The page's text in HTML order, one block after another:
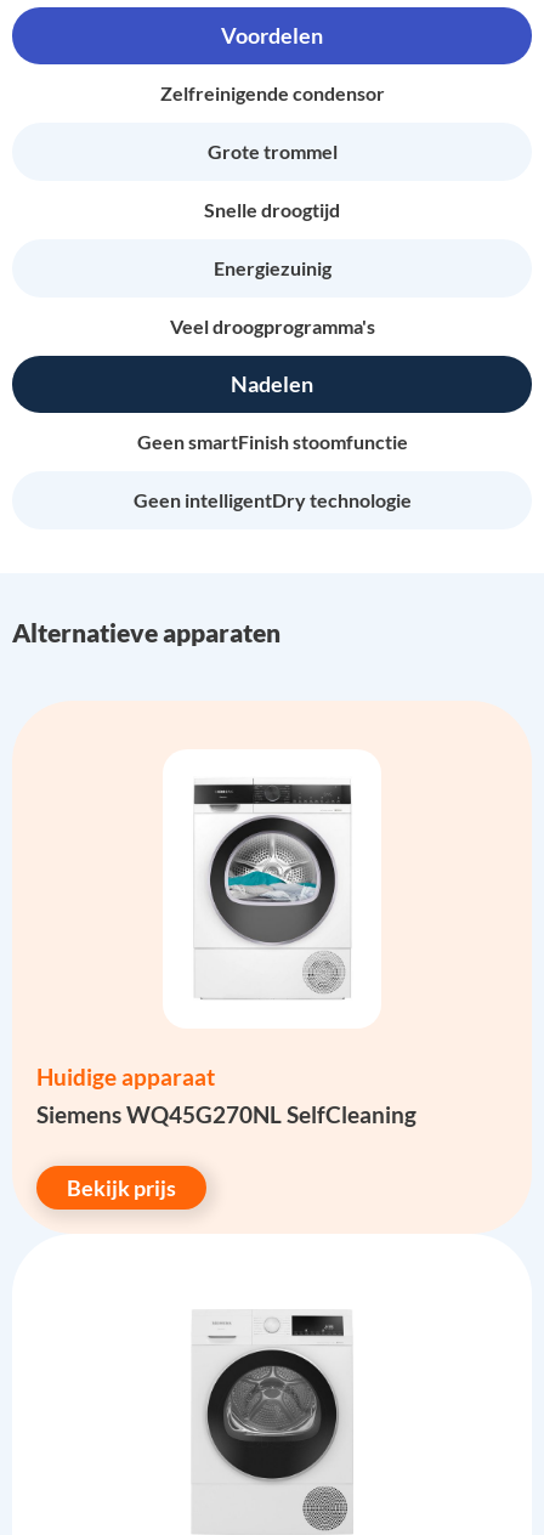
Voordelen
Zelfreinigende condensor
Grote trommel
Snelle droogtijd
Energiezuinig
Veel droogprogramma's
Nadelen
Geen smartFinish stoomfunctie
Geen intelligentDry technologie
Alternatieve apparaten
Huidige apparaat
Siemens WQ45G270NL SelfCleaning
Bekijk prijs